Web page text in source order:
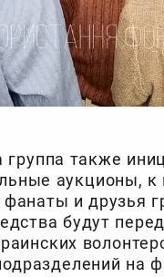
группа также
аукционы,
и друзья
будут
на